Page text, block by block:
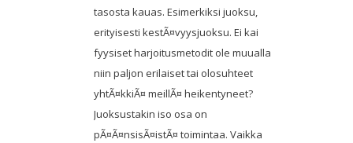
tasosta kauas. Esimerkiksi juoksu,
erityisesti kestÃ¤vyysjuoksu. Ei kai
fyysiset harjoitusmetodit ole muualla
niin paljon erilaiset tai olosuhteet
yhtÃ¤kkiÃ¤ meillÃ¤ heikentyneet?
Juoksustakin iso osa on
pÃ¤Ã¤nsisÃ¤istÃ¤ toimintaa. Vaikka